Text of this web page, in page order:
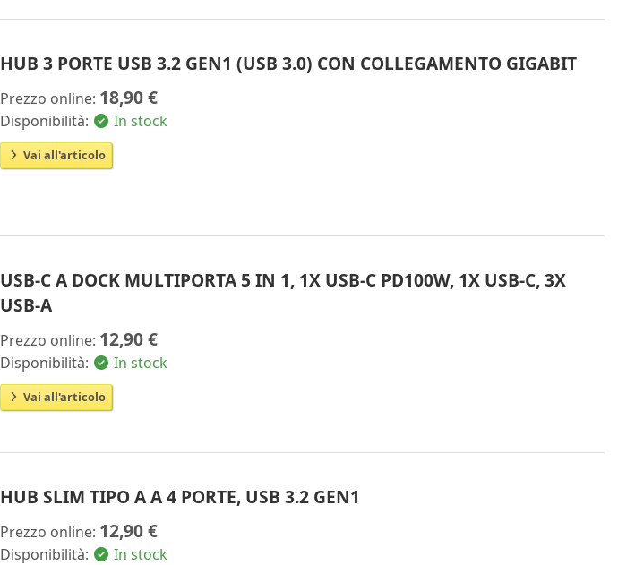
HUB 3 PORTE USB 3.2 GEN1 (USB 3.0) CON COLLEGAMENTO GIGABIT
Prezzo online: 18,90 €
Disponibilità: In stock
Vai all'articolo
USB-C A DOCK MULTIPORTA 5 IN 1, 1X USB-C PD100W, 1X USB-C, 3X
USB-A
Prezzo online: 12,90 €
Disponibilità: In stock
Vai all'articolo
HUB SLIM TIPO A A 4 PORTE, USB 3.2 GEN1
Prezzo online: 12,90 €
Disponibilità: In stock